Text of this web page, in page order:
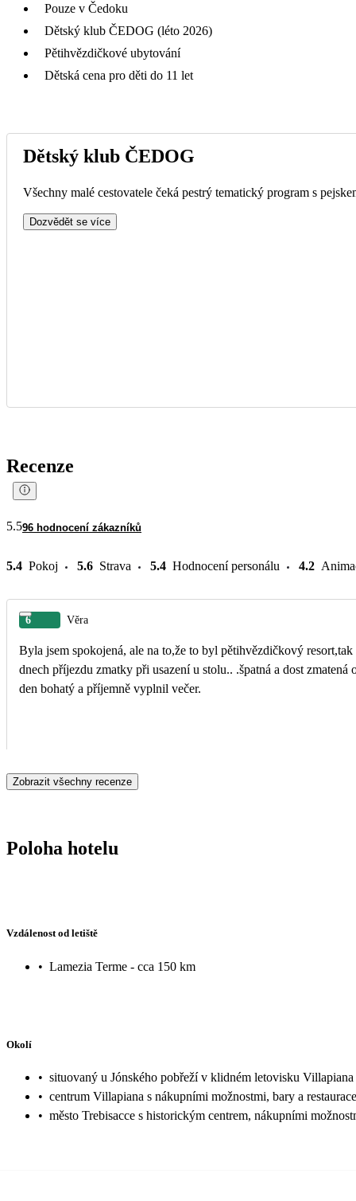
Pouze v Čedoku
Dětský klub ČEDOG (léto 2026)
Pětihvězdičkové ubytování
Dětská cena pro děti do 11 let
Dětský klub ČEDOG
Všechny malé cestovatele čeká pestrý tematický program s
Dozvědět se více
Recenze
5.596 hodnocení zákazníků
5.4 Pokoj 5.6 Strava 5.4 Hodnocení personálu 4.2
6 Věra
Byla jsem spokojená, ale na to,že to byl pětihvězdičkový
dnech příjezdu zmatky při usazení u stolu.. .špatná a dost
den bohatý a příjemně vyplnil večer.
Zobrazit všechny recenze
Poloha hotelu
Vzdálenost od letiště
• Lamezia Terme - cca 150 km
Okolí
• situovaný u Jónského pobřeží v klidném letovisku Villapiana
• centrum Villapiana s nákupními možnostmi, bary a
• město Trebisacce s historickým centrem, nákupními